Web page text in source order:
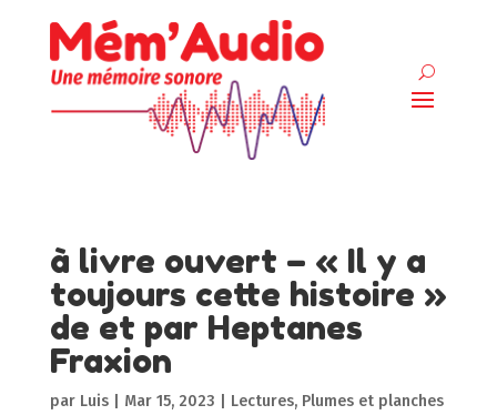
à livre ouvert – « Il y a
toujours cette histoire »
de et par Heptanes
Fraxion
par Luis| Mar 15, 2023 Lectures, Plumes et planches